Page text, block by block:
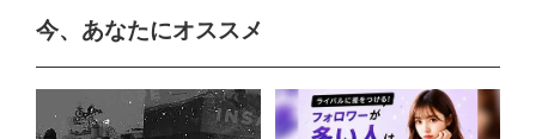
今、あなたにオススメ